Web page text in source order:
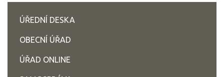
ÚŘEDNÍ DESKA
OBECNÍ ÚŘAD
ÚŘAD ONLINE